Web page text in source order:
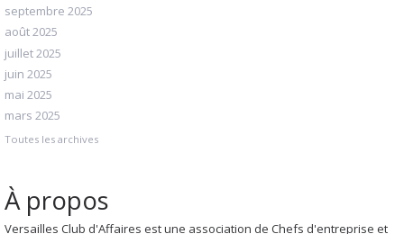
septembre 2025
août 2025
juillet 2025
juin 2025
mai 2025
mars 2025
Toutes les archives
À propos
Versailles Club d'Affaires est une association de Chefs d'entreprise et